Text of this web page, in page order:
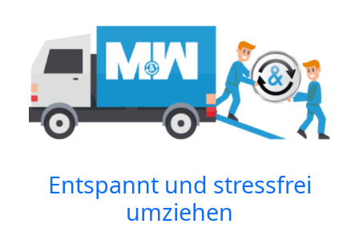
Entspannt und stressfrei
umziehen